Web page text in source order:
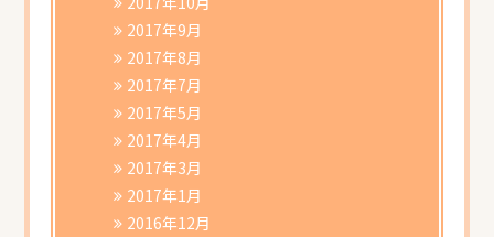
2017年9月
2017年8月
2017年7月
2017年5月
2017年4月
2017年3月
2017年1月
2016年12月